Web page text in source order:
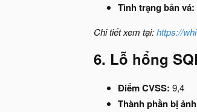
Tình trạng bản vá:
Chi tiết xem tại:https://
6. Lỗ hổng
Điểm CVSS: 9,4
Thành phần bị